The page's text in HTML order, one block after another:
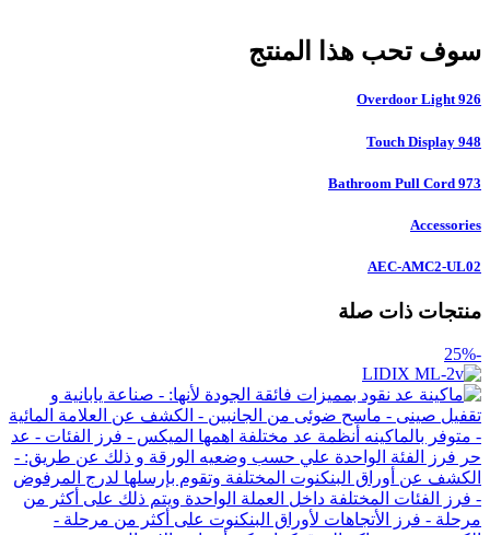
سوف تحب هذا المنتج
926 Overdoor Light
948 Touch Display
973 Bathroom Pull Cord
Accessories
AEC-AMC2-UL02
منتجات ذات صلة
-25%